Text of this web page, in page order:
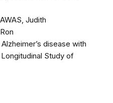
Judith
disease with
Study of